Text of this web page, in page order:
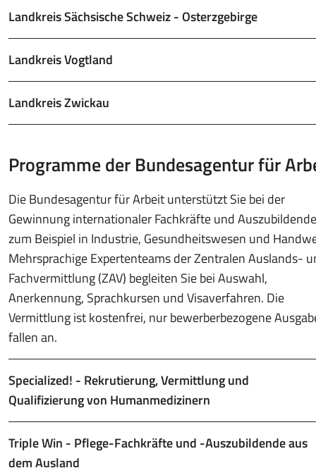
Landkreis Sächsische Schweiz - Osterzgebirge
Landkreis Vogtland
Landkreis Zwickau
Programme der Bundesagentur für
Die Bundesagentur für Arbeit unterstützt Sie bei der
Gewinnung internationaler Fachkräfte und
zum Beispiel in Industrie, Gesundheitswesen und
Mehrsprachige Expertenteams der Zentralen Auslands-
Fachvermittlung (ZAV) begleiten Sie bei Auswahl,
Anerkennung, Sprachkursen und Visaverfahren. Die
Vermittlung ist kostenfrei, nur bewerberbezogene
fallen an.
Specialized! - Rekrutierung, Vermittlung und
Qualifizierung von Humanmedizinern
Triple Win - Pflege-Fachkräfte und -Auszubildende aus
dem Ausland